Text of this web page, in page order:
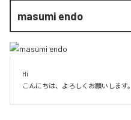
masumi endo
Hi
こんにちは、よろしくお願いします。